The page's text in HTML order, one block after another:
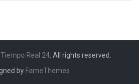
Tiempo Real 24 . All rights reserved.
by FameThemes